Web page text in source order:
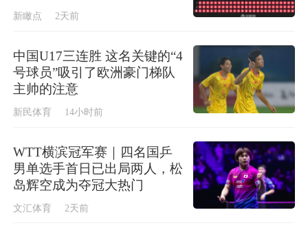
新瞰点 2天前
中国U17三连胜 这名关键的“4
号球员”吸引了欧洲豪门梯队
主帅的注意
新民体育 14小时前
WTT横滨冠军赛｜四名国乒
男单选手首日已出局两人，松
岛辉空成为夺冠大热门
文汇体育 2天前